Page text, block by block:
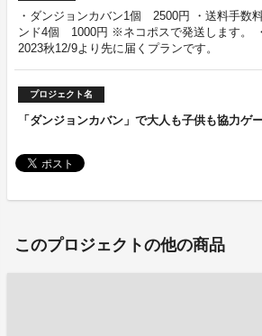
・ダンジョンカバン1個 2500円 ・送料手数
ンド4個 1000円 ※ネコポスで発送します。
2023秋12/9より先に届くプランです。
プロジェクト名
「ダンジョンカバン」で大人も子供も協力ゲ
このプロジェクトの他の商品